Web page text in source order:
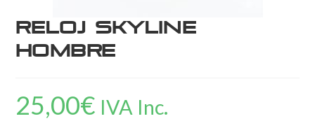
Reloj Skyline
Hombre
25,00€ IVA Inc.